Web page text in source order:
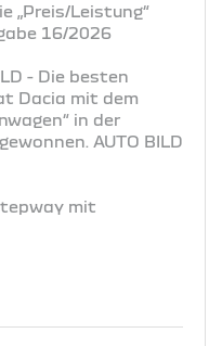
„Preis/Leistung“
16/2026
- Die besten
Dacia mit dem
in der
AUTO BILD
mit